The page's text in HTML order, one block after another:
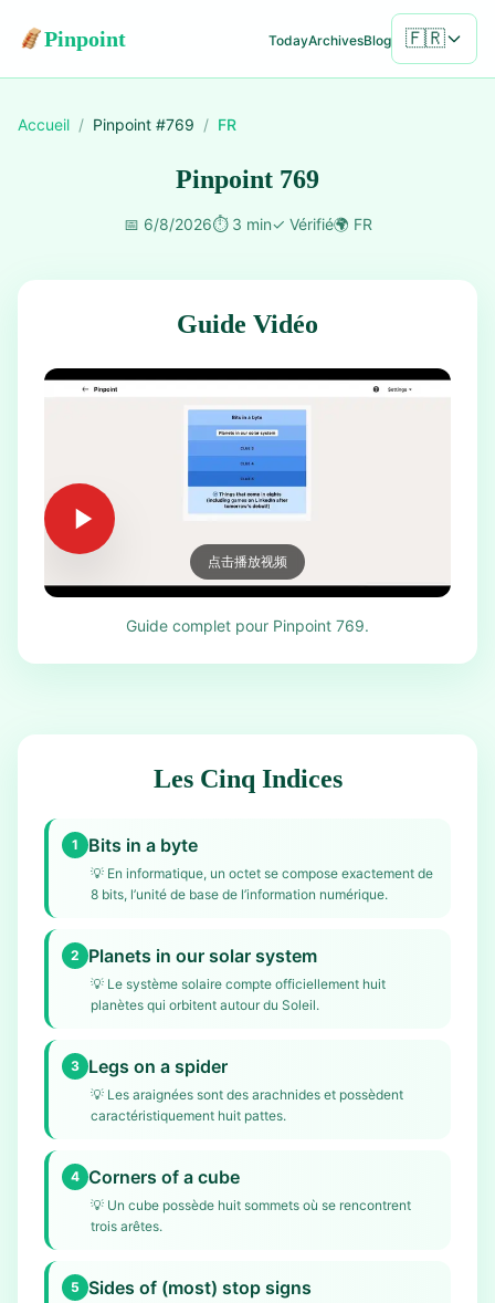
Pinpoint TodayArchivesBlog 🇫🇷
Accueil / Pinpoint #769 / FR
Pinpoint 769
📅 6/8/2026⏱️ 3 min✓ Vérifié🌍 FR
Guide Vidéo
点击播放视频
Guide complet pour Pinpoint 769.
Les Cinq Indices
1 Bits in a byte
💡 En informatique, un octet se compose exactement de
8 bits, l’unité de base de l’information numérique.
2 Planets in our solar system
💡 Le système solaire compte officiellement huit
planètes qui orbitent autour du Soleil.
3 Legs on a spider
💡 Les araignées sont des arachnides et possèdent
caractéristiquement huit pattes.
4 Corners of a cube
💡 Un cube possède huit sommets où se rencontrent
trois arêtes.
5 Sides of (most) stop signs